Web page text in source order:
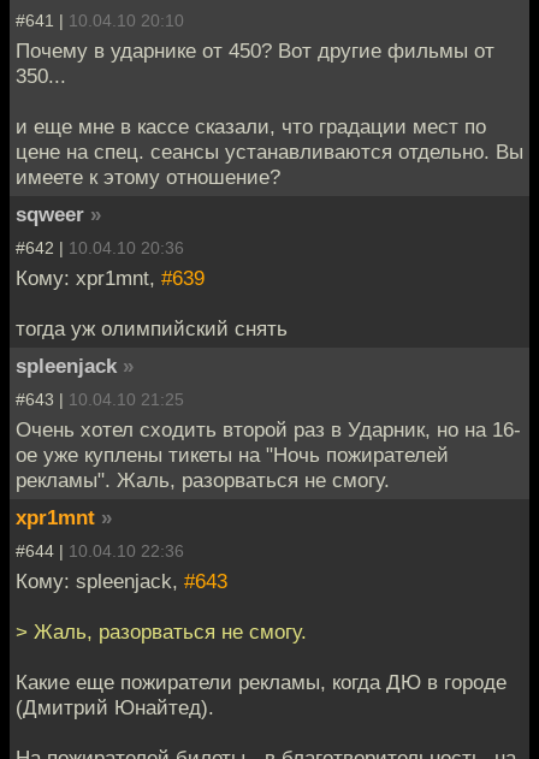
#641 | 10.04.10 20:10
Почему в ударнике от 450? Вот другие фильмы от
350...
и еще мне в кассе сказали, что градации мест по
цене на спец. сеансы устанавливаются отдельно. Вы
имеете к этому отношение?
sqweer »
#642 | 10.04.10 20:36
Кому: xpr1mnt, #639
тогда уж олимпийский снять
spleenjack »
#643 | 10.04.10 21:25
Очень хотел сходить второй раз в Ударник, но на 16-
ое уже куплены тикеты на "Ночь пожирателей
рекламы". Жаль, разорваться не смогу.
xpr1mnt »
#644 | 10.04.10 22:36
Кому: spleenjack, #643
> Жаль, разорваться не смогу.
Какие еще пожиратели рекламы, когда ДЮ в городе
(Дмитрий Юнайтед).